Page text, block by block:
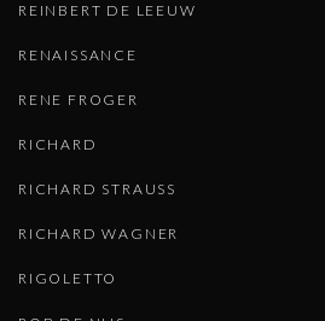
REINBERT DE LEEUW
RENAISSANCE
RENE FROGER
RICHARD
RICHARD STRAUSS
RICHARD WAGNER
RIGOLETTO